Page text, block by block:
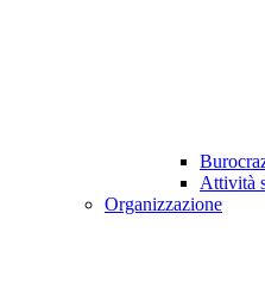
Attività
Organizzazione